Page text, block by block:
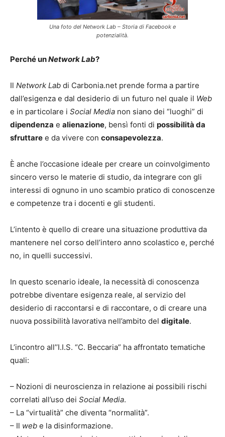
Una foto del Network Lab – Storia di Facebook e
potenzialità.
Perché unNetwork Lab?
Il Network Lab di Carbonia.net prende forma a partire
dall’esigenza e dal desiderio di un futuro nel quale il Web
e in particolare i Social Media non siano dei “luoghi” di
dipendenza e alienazione, bensì fonti di possibilità da
sfruttare e da vivere con consapevolezza.
È anche l’occasione ideale per creare un coinvolgimento
sincero verso le materie di studio, da integrare con gli
interessi di ognuno in uno scambio pratico di conoscenze
e competenze tra i docenti e gli studenti.
L’intento è quello di creare una situazione produttiva da
mantenere nel corso dell’intero anno scolastico e, perché
no, in quelli successivi.
In questo scenario ideale, la necessità di conoscenza
potrebbe diventare esigenza reale, al servizio del
desiderio di raccontarsi e di raccontare, o di creare una
nuova possibilità lavorativa nell’ambito del digitale.
L’incontro all’’I.I.S. “C. Beccaria” ha affrontato tematiche
quali:
– Nozioni di neuroscienza in relazione ai possibili rischi
correlati all’uso dei Social Media.
– La “virtualità” che diventa “normalità”.
– Il web e la disinformazione.